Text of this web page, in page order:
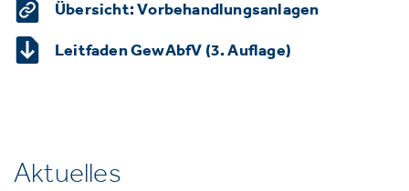
Übersicht: Vorbehandlungsanlagen
Leitfaden GewAbfV (3. Auflage)
Aktuelles